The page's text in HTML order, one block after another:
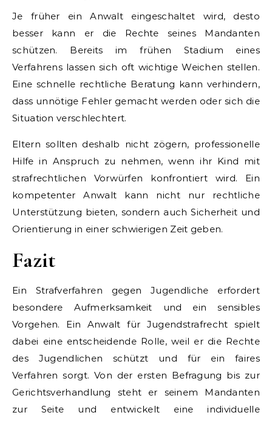
Je früher ein Anwalt eingeschaltet wird, desto
besser kann er die Rechte seines Mandanten
schützen. Bereits im frühen Stadium eines
Verfahrens lassen sich oft wichtige Weichen stellen.
Eine schnelle rechtliche Beratung kann verhindern,
dass unnötige Fehler gemacht werden oder sich die
Situation verschlechtert.
Eltern sollten deshalb nicht zögern, professionelle
Hilfe in Anspruch zu nehmen, wenn ihr Kind mit
strafrechtlichen Vorwürfen konfrontiert wird. Ein
kompetenter Anwalt kann nicht nur rechtliche
Unterstützung bieten, sondern auch Sicherheit und
Orientierung in einer schwierigen Zeit geben.
Fazit
Ein Strafverfahren gegen Jugendliche erfordert
besondere Aufmerksamkeit und ein sensibles
Vorgehen. Ein Anwalt für Jugendstrafrecht spielt
dabei eine entscheidende Rolle, weil er die Rechte
des Jugendlichen schützt und für ein faires
Verfahren sorgt. Von der ersten Befragung bis zur
Gerichtsverhandlung steht er seinem Mandanten
zur Seite und entwickelt eine individuelle